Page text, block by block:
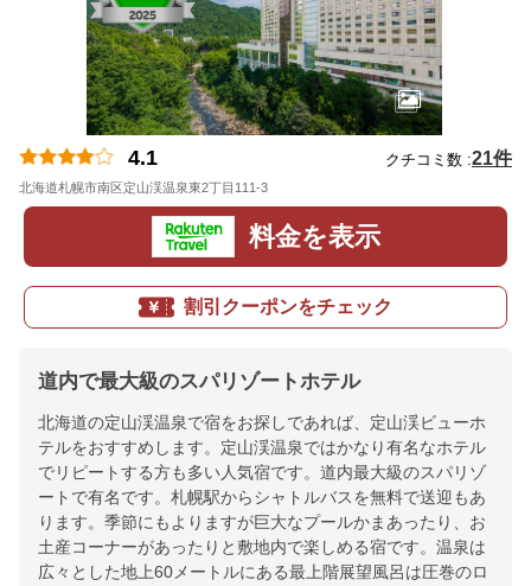
4.1 クチコミ数 :21件
北海道札幌市南区定山渓温泉東2丁目111-3
料金を表示
割引クーポンをチェック
道内で最大級のスパリゾートホテル
北海道の定山渓温泉で宿をお探しであれば、定山渓ビューホ
テルをおすすめします。定山渓温泉ではかなり有名なホテル
でリピートする方も多い人気宿です。道内最大級のスパリゾ
ートで有名です。札幌駅からシャトルバスを無料で送迎もあ
ります。季節にもよりますが巨大なプールかまあったり、お
土産コーナーがあったりと敷地内で楽しめる宿です。温泉は
広々とした地上60メートルにある最上階展望風呂は圧巻のロ